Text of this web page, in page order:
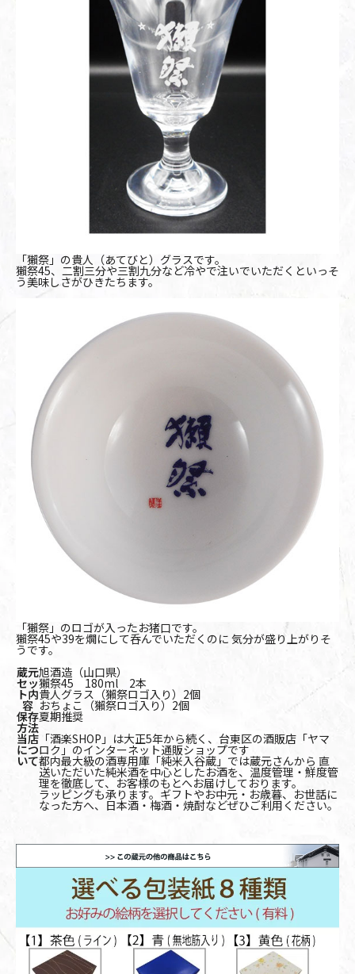
「獺祭」の貴人（あてびと）グラスです。
獺祭45、二割三分や三割九分など冷やで注いでいただくといっそ
う美味しさがひきたちます。
「獺祭」のロゴが入ったお猪口です。
獺祭45や39を燗にして呑んでいただくのに 気分が盛り上がりそ
うです。
蔵元旭酒造（山口県）
セッ
ト内
容
獺祭45 180ml 2本
貴人グラス（獺祭ロゴ入り）2個
おちょこ（獺祭ロゴ入り）2個
保存
方法
夏期推奨
当店
につ
いて
「酒楽SHOP」は大正5年から続く、台東区の酒販店「ヤマ
ロク」のインターネット通販ショップです
都内最大級の酒専用庫「純米入谷蔵」では蔵元さんから 直
送いただいた純米酒を中心としたお酒を、温度管理・鮮度管
理を徹底して、お客様のもとへお届けしております。
ラッピングも承ります。ギフトやお中元・お歳暮、お世話に
なった方へ、日本酒・梅酒・焼酎などぜひご利用ください。